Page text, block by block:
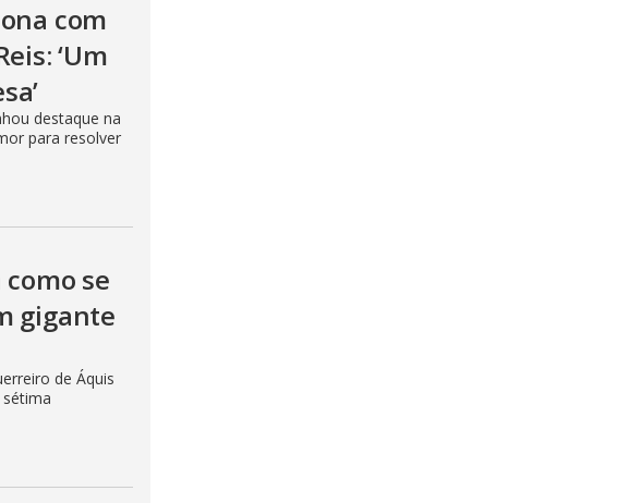
com
‘Um
destaque na
para resolver
se
gigante
de Áquis